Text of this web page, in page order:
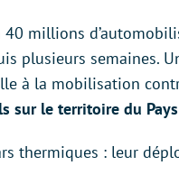
40 millions
plusieurs semaines.
à la mobilisation
sur le territoire du
thermiques : leur